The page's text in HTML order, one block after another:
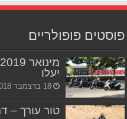
פוסטים פופולריים
יעלו
18 בדצמבר 2018
טור עורך –